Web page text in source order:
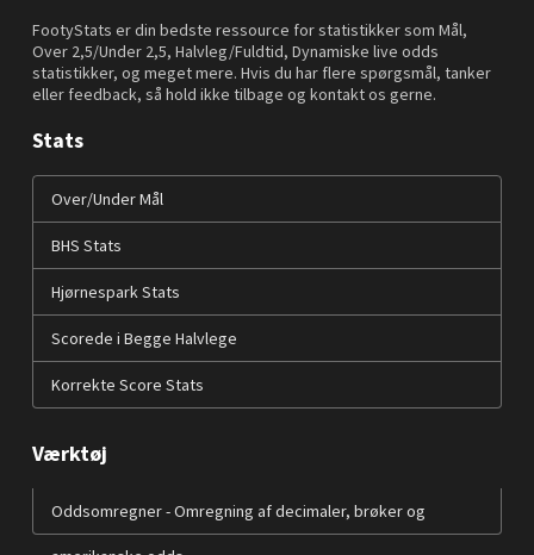
FootyStats er din bedste ressource for statistikker som Mål,
Over 2,5/Under 2,5, Halvleg/Fuldtid, Dynamiske live odds
statistikker, og meget mere. Hvis du har flere spørgsmål, tanker
eller feedback, så hold ikke tilbage og kontakt os gerne.
Stats
Over/Under Mål
BHS Stats
Hjørnespark Stats
Scorede i Begge Halvlege
Korrekte Score Stats
Værktøj
Oddsomregner - Omregning af decimaler, brøker og